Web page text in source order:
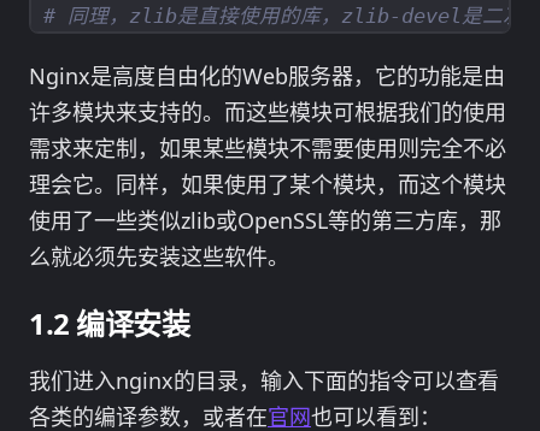
# 同理，zlib是直接使用的库，zlib-devel是二次开
Nginx是高度自由化的Web服务器，它的功能是由
许多模块来支持的。而这些模块可根据我们的使用
需求来定制，如果某些模块不需要使用则完全不必
理会它。同样，如果使用了某个模块，而这个模块
使用了一些类似zlib或OpenSSL等的第三方库，那
么就必须先安装这些软件。
编译安装
我们进入nginx的目录，输入下面的指令可以查看
各类的编译参数，或者在官网也可以看到：